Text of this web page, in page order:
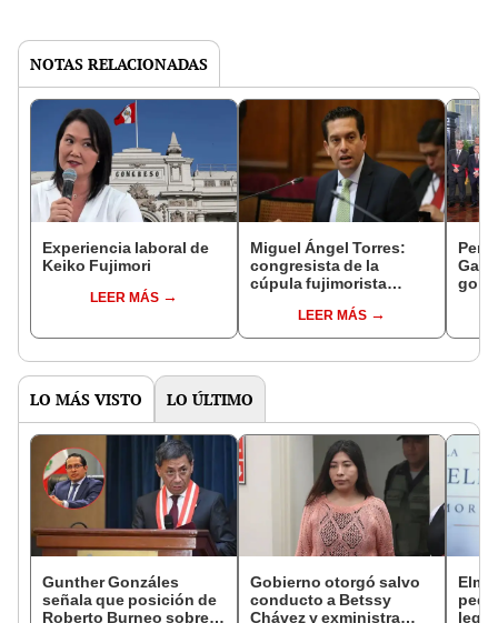
NOTAS RELACIONADAS
Experiencia laboral de
Keiko Fujimori
LEER MÁS
Miguel Ángel Torres:
congresista de la
cúpula fujimorista
del SenadoLEER MÁS
LO MÁS VISTO LO ÚLTIMO
Gunther Gonzáles
señala que posición de
Roberto Burneo sobre
Gobierno otorgó salvo
conducto a Betssy
Chávez y exministra